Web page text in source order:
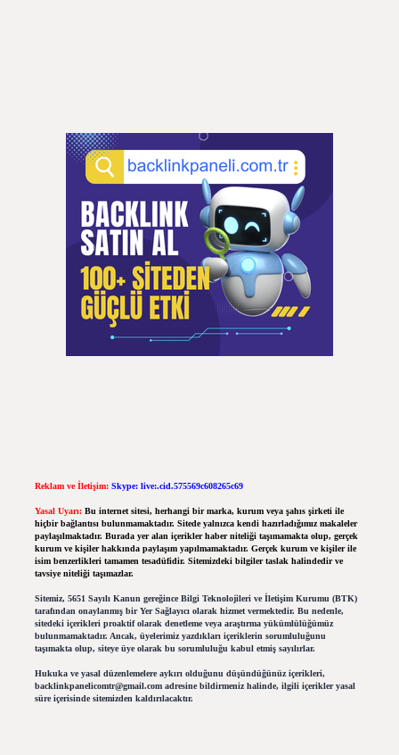
Reklam ve İletişim: Skype: live:.cid.575569c608265c69
Yasal Uyarı: Bu internet sitesi, herhangi bir marka, kurum veya şahıs şirketi ile
hiçbir bağlantısı bulunmamaktadır. Sitede yalnızca kendi hazırladığımız makaleler
paylaşılmaktadır. Burada yer alan içerikler haber niteliği taşımamakta olup, gerçek
kurum ve kişiler hakkında paylaşım yapılmamaktadır. Gerçek kurum ve kişiler ile
isim benzerlikleri tamamen tesadüfidir. Sitemizdeki bilgiler taslak halindedir ve
tavsiye niteliği taşımazlar.
Sitemiz, 5651 Sayılı Kanun gereğince Bilgi Teknolojileri ve İletişim Kurumu (BTK)
tarafından onaylanmış bir Yer Sağlayıcı olarak hizmet vermektedir. Bu nedenle,
sitedeki içerikleri proaktif olarak denetleme veya araştırma yükümlülüğümüz
bulunmamaktadır. Ancak, üyelerimiz yazdıkları içeriklerin sorumluluğunu
taşımakta olup, siteye üye olarak bu sorumluluğu kabul etmiş sayılırlar.
Hukuka ve yasal düzenlemelere aykırı olduğunu düşündüğünüz içerikleri,
backlinkpanelicomtr@gmail.comadresine bildirmeniz halinde, ilgili içerikler yasal
süre içerisinde sitemizden kaldırılacaktır.